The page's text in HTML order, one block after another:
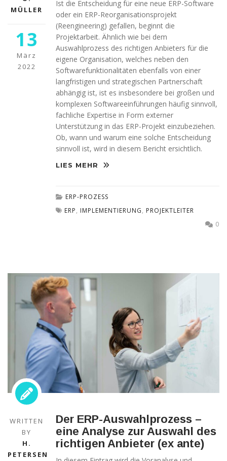
MÜLLER
13
März
2022
Ist die Entscheidung für eine neue ERP-Software
oder ein ERP-Reorganisationsprojekt
(Reengineering) gefallen, beginnt die
Projektarbeit. Ähnlich wie bei dem
Auswahlprozess des richtigen Anbieters für die
eigene Organisation, welches neben den
Softwarefunktionalitäten ebenfalls von einer
langfristigen und strategischen Partnerschaft
abhängig ist, ist es insbesondere bei großen und
komplexen Softwareeinführungen häufig sinnvoll,
fachliche Expertise in Form externer
Unterstützung in das ERP-Projekt einzubeziehen.
Ob, wann und warum eine solche Entscheidung
sinnvoll ist, wird in diesem Bericht ersichtlich.
LIES MEHR
ERP-PROZESS
ERP, IMPLEMENTIERUNG, PROJEKTLEITER
0
WRITTEN
BY
H.
PETERSEN
Der ERP-Auswahlprozess –
eine Analyse zur Auswahl des
richtigen Anbieter (ex ante)